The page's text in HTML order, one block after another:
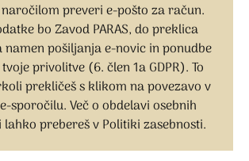
preveri e-pošto za račun.
bo Zavod PARAS, do preklica
namen pošiljanja e-novic in ponudbe
privolitve (6. člen 1a GDPR). To
prekličeš s klikom na povezavo v
sporočilu. Več o obdelavi osebnih
prebereš v Politiki zasebnosti.